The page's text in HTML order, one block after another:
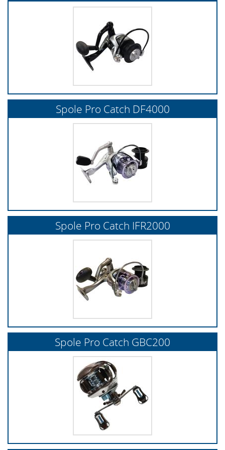
Spole Pro Catch DF4000
Spole Pro Catch IFR2000
Spole Pro Catch GBC200